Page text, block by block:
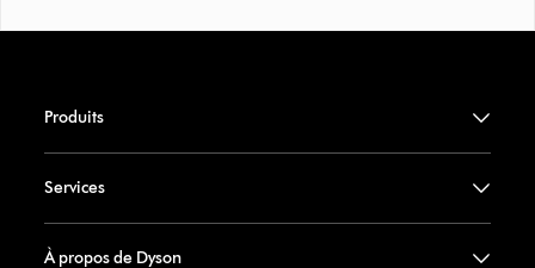
Produits
Services
À propos de Dyson